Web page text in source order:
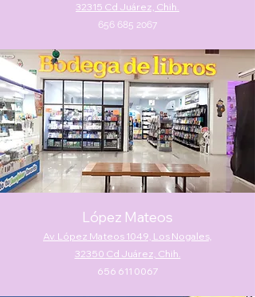
32315 Cd Juárez, Chih.
656 685 2067
López Mateos
Av. López Mateos 1049, Los Nogales,
32350 Cd Juárez, Chih.
656 611 0067